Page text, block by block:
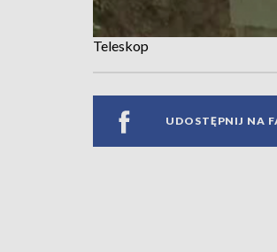
Teleskop
UDOSTĘPNIJ NA